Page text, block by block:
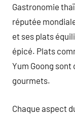
Gastronomie
réputée
et ses plats
épicé. Plats
Yum Goong
gourmets.
Chaque aspect